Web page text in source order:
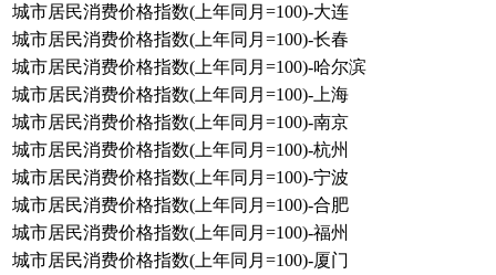
城市居民消费价格指数(上年同月=100)-大连
城市居民消费价格指数(上年同月=100)-长春
城市居民消费价格指数(上年同月=100)-哈尔滨
城市居民消费价格指数(上年同月=100)-上海
城市居民消费价格指数(上年同月=100)-南京
城市居民消费价格指数(上年同月=100)-杭州
城市居民消费价格指数(上年同月=100)-宁波
城市居民消费价格指数(上年同月=100)-合肥
城市居民消费价格指数(上年同月=100)-福州
城市居民消费价格指数(上年同月=100)-厦门